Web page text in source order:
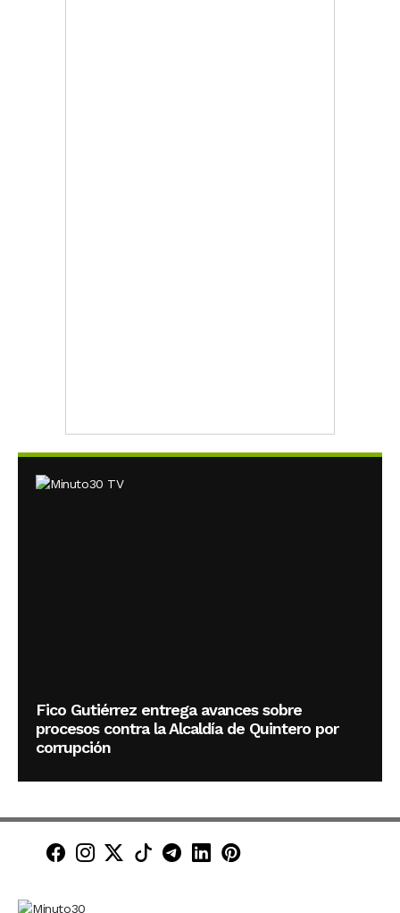
Fico Gutiérrez entrega avances sobre
procesos contra la Alcaldía de Quintero por
corrupción
Minuto30 en Facebook
Minuto30 en Instagram
Minuto30 en X (Twitter)
Minuto30 en TikTok
Canal de Minuto30 en
Minuto30 en LinkedIn
Minuto30 en